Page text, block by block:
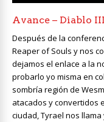
Avance – Diablo
Después de la
Reaper of Souls y nos
dejamos el enlace a la
probarlo yo misma en
sombría región de
atacados y convertidos
ciudad, Tyrael nos llama